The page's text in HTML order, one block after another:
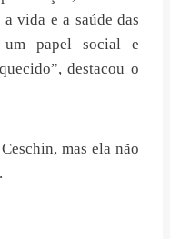
vida e a saúde das
um papel social e
destacou o
mas ela não